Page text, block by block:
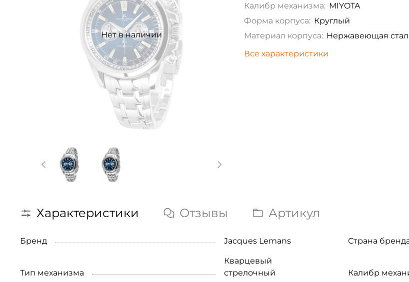
Нет в наличии
Калибр механизма: MIYOTA
Форма корпуса: Круглый
Материал корпуса: Нержавеющая
Все характеристики
Характеристики Отзывы Артикул
Бренд Jacques Lemans Страна
Тип механизма
Кварцевый
стрелочный
Калибр